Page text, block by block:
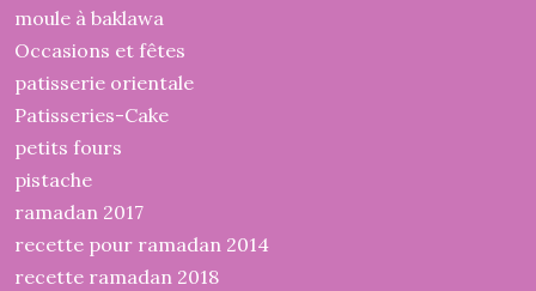
moule à baklawa
Occasions et fêtes
patisserie orientale
Patisseries-Cake
petits fours
pistache
ramadan 2017
recette pour ramadan 2014
recette ramadan 2018